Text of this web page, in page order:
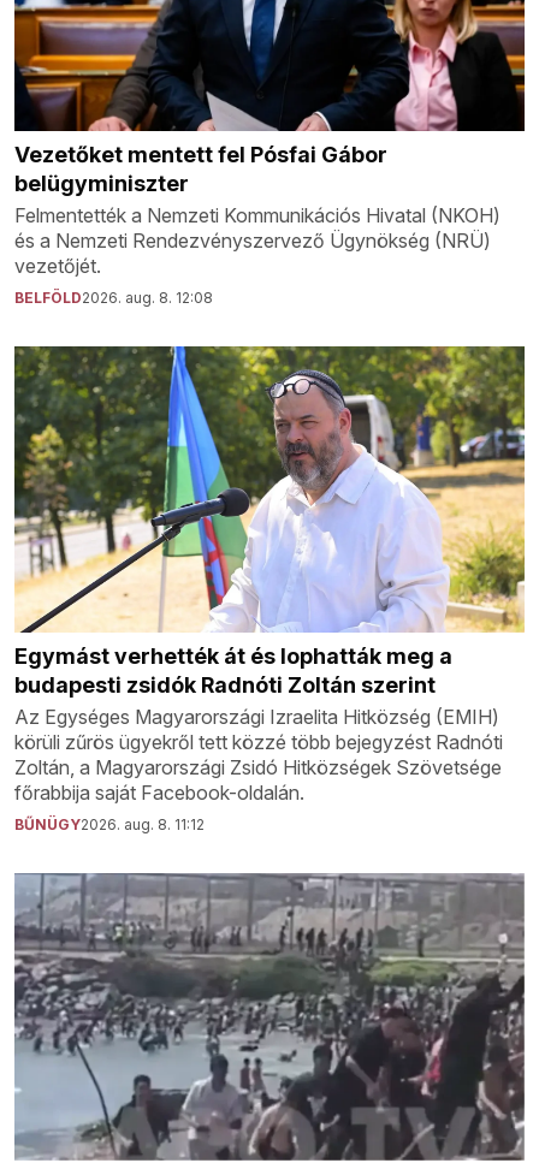
Vezetőket mentett fel Pósfai Gábor
belügyminiszter
Felmentették a Nemzeti Kommunikációs Hivatal (NKOH)
és a Nemzeti Rendezvényszervező Ügynökség (NRÜ)
vezetőjét.
BELFÖLD2026. aug. 8. 12:08
Egymást verhették át és lophatták meg a
budapesti zsidók Radnóti Zoltán szerint
Az Egységes Magyarországi Izraelita Hitközség (EMIH)
körüli zűrös ügyekről tett közzé több bejegyzést Radnóti
Zoltán, a Magyarországi Zsidó Hitközségek Szövetsége
főrabbija saját Facebook-oldalán.
BŰNÜGY2026. aug. 8. 11:12